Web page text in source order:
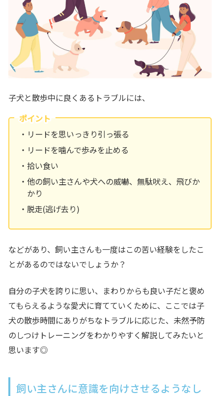
子犬と散歩中に良くあるトラブルには、
ポイント
リードを思いっきり引っ張る
リードを噛んで歩みを止める
拾い食い
他の飼い主さんや犬への威嚇、無駄吠え、飛びか
かり
脱走(逃げ去り)
などがあり、飼い主さんも一度はこの苦い経験をしたこ
とがあるのではないでしょうか？
自分の子犬を誇りに思い、まわりからも良い子だと褒め
てもらえるような愛犬に育てていくために、ここでは子
犬の散歩時間にありがちなトラブルに応じた、未然予防
のしつけトレーニングをわかりやすく解説してみたいと
思います◎
飼い主さんに意識を向けさせるようなし